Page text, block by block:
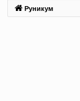
Руникум